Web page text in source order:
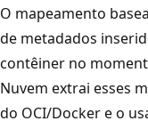
O mapeamento
de metadados
contêiner no
Nuvem extrai esses
do OCI/Docker e o